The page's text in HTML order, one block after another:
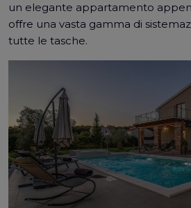
un elegante appartamento
offre una vasta gamma di
tutte le tasche.